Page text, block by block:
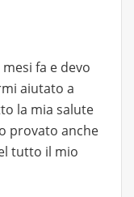
fa e devo
aiutato a
la mia salute
provato anche
tutto il mio